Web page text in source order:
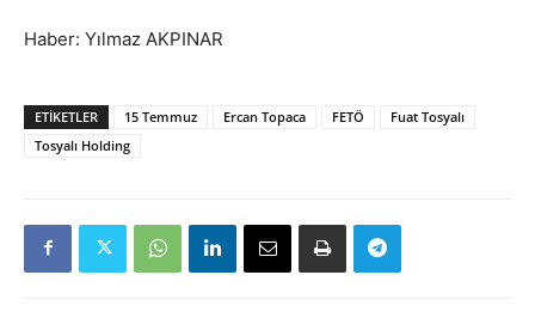
Haber: Yılmaz AKPINAR
ETIKETLER 15 Temmuz Ercan Topaca FETÖ
Fuat Tosyalı
Tosyalı Holding